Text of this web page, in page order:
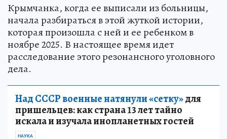
Крымчанка, когда ее выписали из больницы,
начала разбираться в этой жуткой истории,
которая произошла с ней и ее ребенком в
ноябре 2025. В настоящее время идет
расследование этого резонансного уголовного
дела.
Над СССР военные натянули «сетку»для
пришельцев: как страна 13 лет тайно
искала и изучала инопланетных гостей
НАУКА